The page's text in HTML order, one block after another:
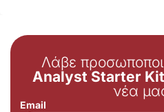
Λάβε
Analyst Starter Kit
νέα
Email